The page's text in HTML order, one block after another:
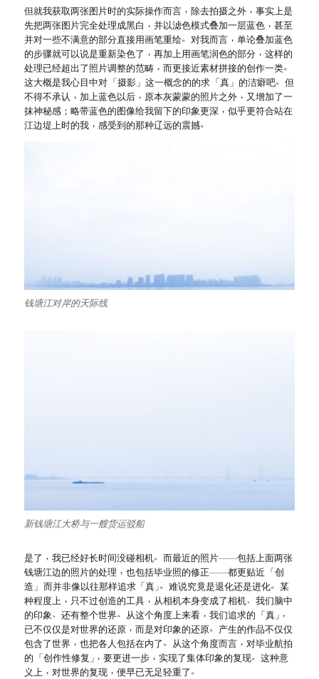
但就我获取两张图片时的实际操作而言 ， 除去拍摄之外 ， 事实上是
先把两张图片完全处理成黑白 ， 并以滤色模式叠加一层蓝色 ， 甚至
并对一些不满意的部分直接用画笔重绘。 对我而言 ， 单论叠加蓝色
的步骤就可以说是重新染色了 ， 再加上用画笔润色的部分 ， 这样的
处理已经超出了照片调整的范畴 ， 而更接近素材拼接的创作一类。
这大概是我心目中对 「摄影」 这一概念的的求 「真」 的洁癖吧。 但
不得不承认 ， 加上蓝色以后 ， 原本灰蒙蒙的照片之外 ， 又增加了一
抹神秘感 ；略带蓝色的图像给我留下的印象更深 ， 似乎更符合站在
江边堤上时的我 ， 感受到的那种辽远的震撼。
钱塘江对岸的天际线
新钱塘江大桥与一艘货运驳船
是了 ， 我已经好长时间没碰相机。 而最近的照片——包括上面两张
钱塘江边的照片的处理 ， 也包括毕业照的修正——都更贴近 「创
造 」 而并非像以往那样追求 「真 」。 难说究竟是退化还是进化。 某
种程度上 ， 只不过创造的工具 ， 从相机本身变成了相机
我们脑中
的印象
还有整个世界。 从这个角度上来看 ， 我们追求的 「真」 ，
已不仅仅是对世界的还原 ， 而是对印象的还原。 产生的作品不仅仅
包含了世界 ， 也把各人包括在内了 。 从这个角度而言 ， 对毕业航拍
的 「创作性修复 」 ， 要更进一步 ， 实现了集体印象的复现。 这种意
义上 ， 对世界的复现 ， 便早已无足轻重了 。